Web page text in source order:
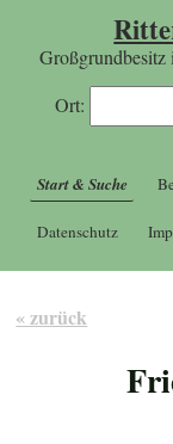
Großgrundbesitz
Ort:
Start & Suche
Datenschutz
« zurück